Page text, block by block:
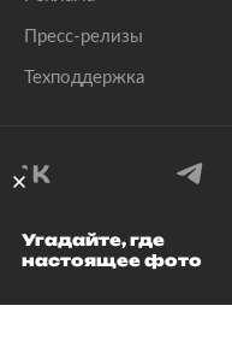
Пресс-релизы
Техподдержка
©
Угадайте, где
настоящее фото